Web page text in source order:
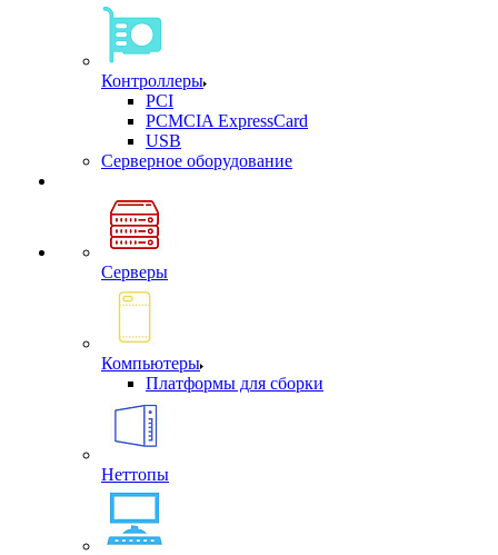
Контроллеры
PCI
PCMCIA ExpressCard
USB
Cерверное оборудование
Серверы
Компьютеры
Платформы для сборки
Неттопы